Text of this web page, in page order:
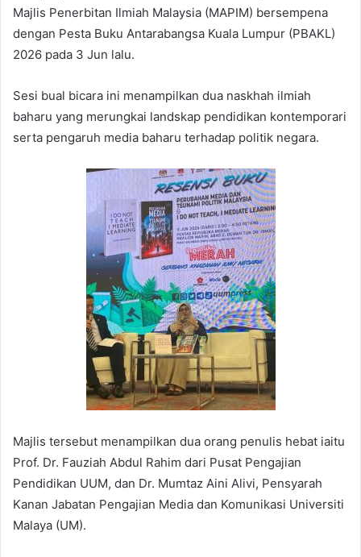
Majlis Penerbitan Ilmiah Malaysia (MAPIM) bersempena
dengan Pesta Buku Antarabangsa Kuala Lumpur (PBAKL)
2026 pada 3 Jun lalu.
Sesi bual bicara ini menampilkan dua naskhah ilmiah
baharu yang merungkai landskap pendidikan kontemporari
serta pengaruh media baharu terhadap politik negara.
Majlis tersebut menampilkan dua orang penulis hebat iaitu
Prof. Dr. Fauziah Abdul Rahim dari Pusat Pengajian
Pendidikan UUM, dan Dr. Mumtaz Aini Alivi, Pensyarah
Kanan Jabatan Pengajian Media dan Komunikasi Universiti
Malaya (UM).